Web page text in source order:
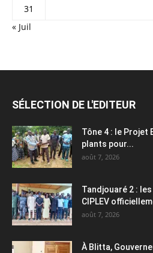
31
« Juil
SÉLECTION DE L'EDITEUR
Tône 4 : le Projet
plants pour...
août 7, 2026
Tandjouaré 2 :
CIPLEV
août 7, 2026
À Blitta,